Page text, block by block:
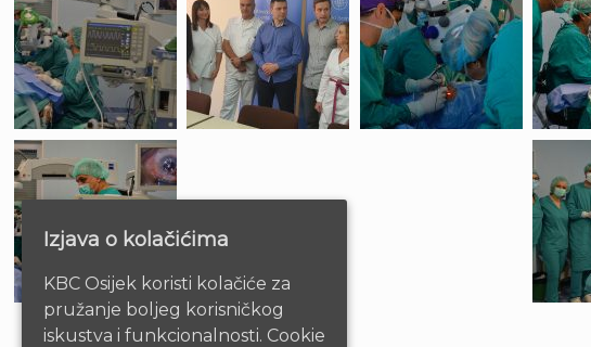
Izjava o kolačićima
KBC Osijek koristi kolačiće za
pružanje boljeg korisničkog
iskustva i funkcionalnosti. Cookie